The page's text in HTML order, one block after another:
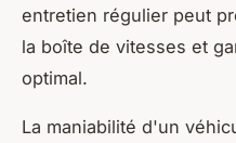
entretien régulier peut
la boîte de vitesses et
optimal.
La maniabilité d'un